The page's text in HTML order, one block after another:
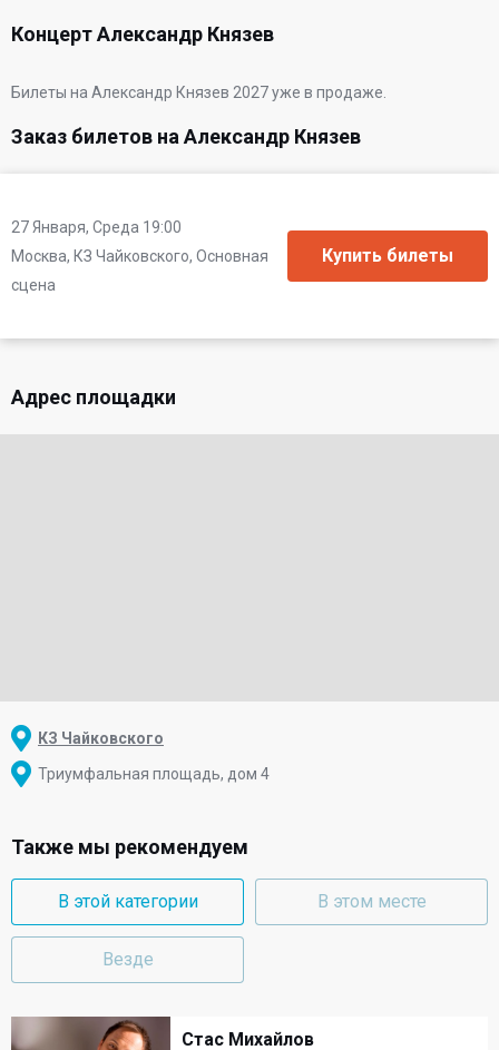
Концерт Александр Князев
Билеты на Александр Князев 2027 уже в продаже.
Заказ билетов на Александр Князев
27 Января, Среда 19:00
Москва, КЗ Чайковского, Основная
сцена
Адрес площадки
КЗ Чайковского
Триумфальная площадь, дом 4
Также мы рекомендуем
В этой категории В этом месте
Везде
Стас Михайлов